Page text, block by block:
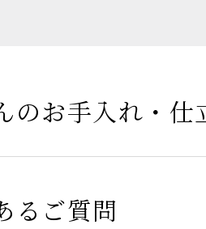
のお手入れ・仕
るご質問